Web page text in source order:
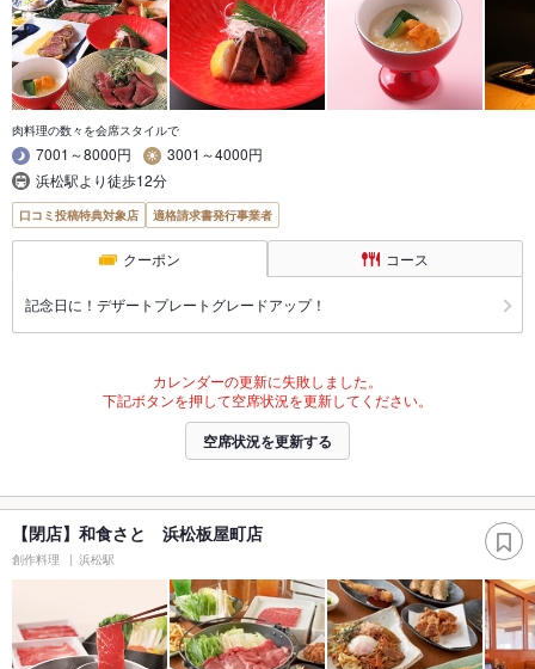
肉料理の数々を会席スタイルで
7001～8000円
3001～4000円
浜松駅より徒歩12分
口コミ投稿特典対象店 適格請求書発行事業者
クーポン コース
記念日に！デザートプレートグレードアップ！
カレンダーの更新に失敗しました。
下記ボタンを押して空席状況を更新してください。
空席状況を更新する
【閉店】和食さと 浜松板屋町店
創作料理 浜松駅